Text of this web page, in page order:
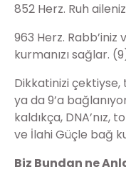
852 Herz. Ruh
963 Herz. Rabb’iniz
kurmanızı sağlar.
Dikkatinizi
ya da 9’a
kaldıkça, DNA’nız,
ve İlahi Güçle bağ
Biz Bundan ne